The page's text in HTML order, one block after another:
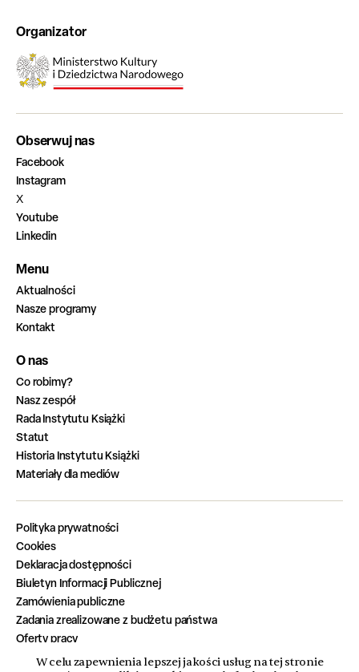
Organizator
Obserwuj nas
Facebook
Instagram
X
Youtube
Linkedin
Menu
Aktualności
Nasze programy
Kontakt
O nas
Co robimy?
Nasz zespół
Rada Instytutu Książki
Statut
Historia Instytutu Książki
Materiały dla mediów
Polityka prywatności
Cookies
Deklaracja dostępności
Biuletyn Informacji Publicznej
Zamówienia publiczne
Zadania zrealizowane z budżetu państwa
Oferty pracy
W celu zapewnienia lepszej jakości usług na tej stronie